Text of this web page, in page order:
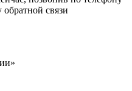
связи